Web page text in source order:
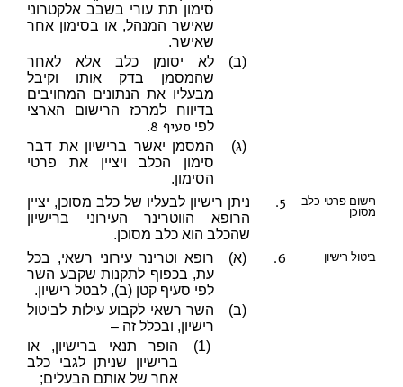
סימון תת עורי בשבב אלקטרוני
שאישר המנהל, או בסימון אחר
שאישר.
(ב)
לא יסומן כלב אלא לאחר
שהמסמן בדק אותו וקיבל
מבעליו את הנתונים המחויבים
בדיווח למרכז הרישום הארצי
לפי סעיף 8
.
(ג)
המסמן יאשר ברישיון את דבר
סימון הכלב ויציין את פרטי
הסימון.
5.
רישום פרטי כלב
מסוכן
ניתן רישיון לבעליו של כלב מסוכן, יציין
הרופא הווטרינר העירוני ברישיון
שהכלב הוא כלב מסוכן.
6. ביטול רישיון (א)
רופא וטרינר עירוני רשאי, בכל
עת, בכפוף לתקנות שקבע השר
לפי סעיף קטן (ב), לבטל רישיון.
(ב)
השר רשאי לקבוע עילות לביטול
רישיון, ובכלל זה –
(1)
הופר תנאי ברישיון, או
ברישיון שניתן לגבי כלב
אחר של אותם הבעלים;